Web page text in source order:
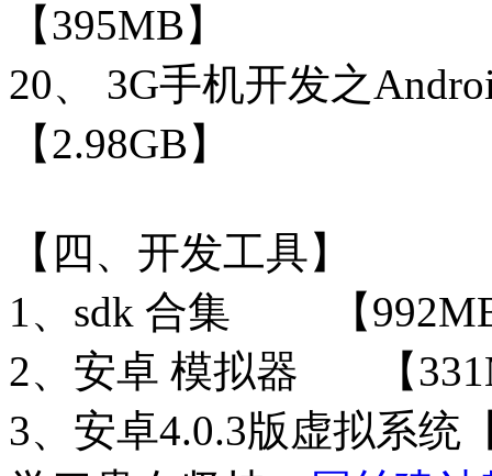
【395MB】
20、 3G手机开发之
【2.98GB】
【四、开发工具】
1、sdk 合集 【
2、安卓 模拟器 【
3、安卓4.0.3版虚拟系统